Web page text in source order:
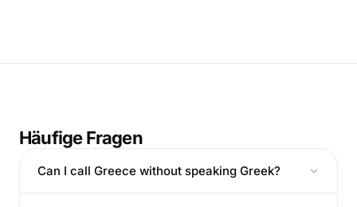
Häufige Fragen
Can I call Greece without speaking Greek?